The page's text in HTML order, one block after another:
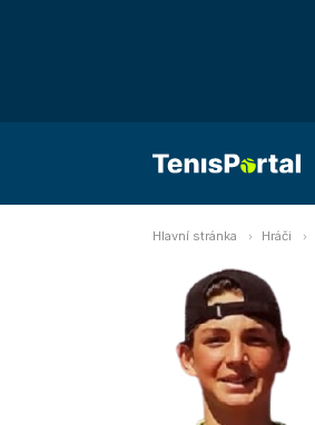
Hlavní stránka Hráči